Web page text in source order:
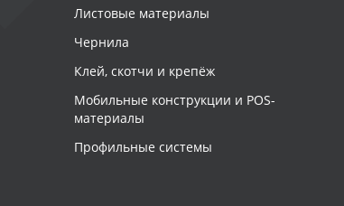
Листовые материалы
Чернила
Клей, скотчи и крепёж
Мобильные конструкции и POS-
материалы
Профильные системы